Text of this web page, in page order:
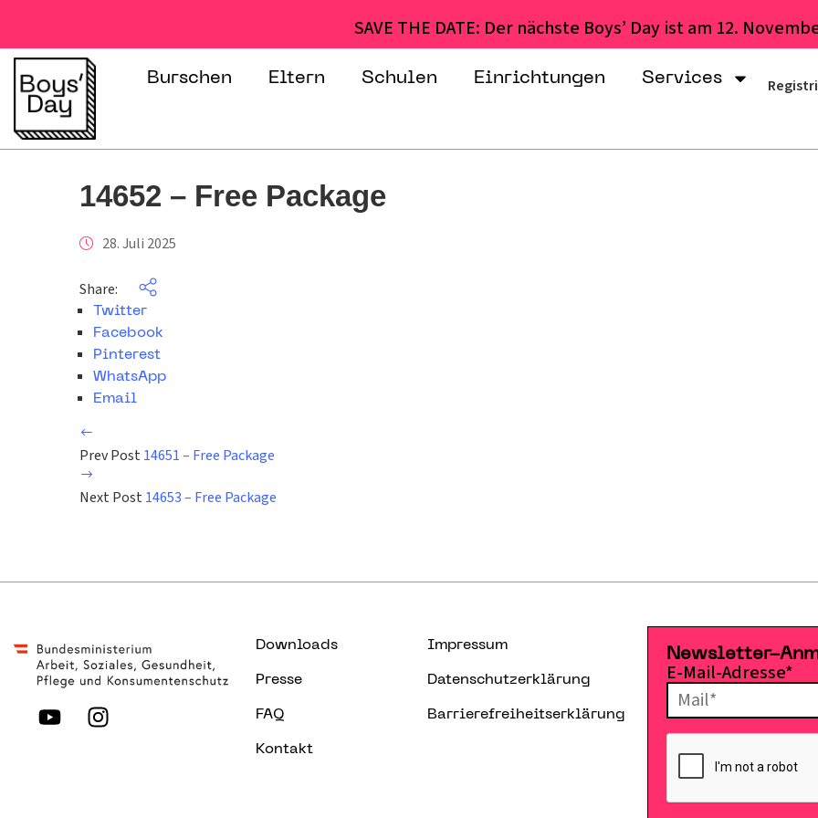
SAVE THE DATE: Der nächste Boys’ Day ist am 12.
Burschen Eltern Schulen Einrichtungen Services
14652 – Free Package
28. Juli 2025
Share:
Twitter
Facebook
Pinterest
WhatsApp
Email
Prev Post 14651 – Free Package
Next Post 14653 – Free Package
Downloads
Presse
FAQ
Kontakt
Impressum
Datenschutzerklärung
Barrierefreiheitserklärung
Newsletter-
E-Mail-Adresse*